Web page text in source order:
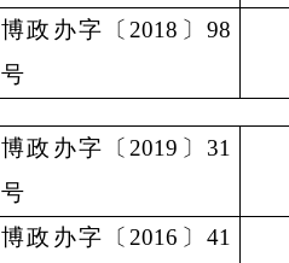
博政办字 〔2018〕98
号
博政办字 〔 2019〕31
号
博政办字 〔 2016〕41